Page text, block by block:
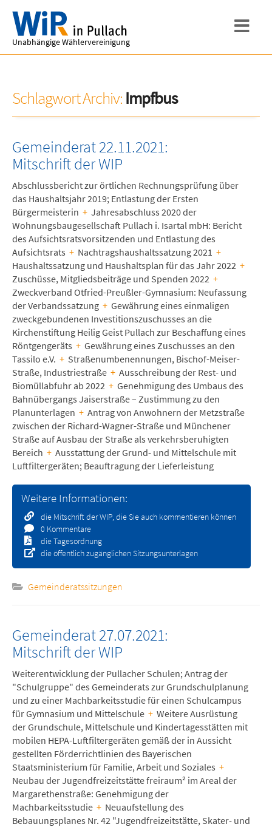
Unabhängige Wählervereinigung
Schlagwort Archiv: Impfbus
Gemeinderat 22.11.2021:
Mitschrift der WIP
Abschlussbericht zur örtlichen Rechnungsprüfung über
das Haushaltsjahr 2019; Entlastung der Ersten
Bürgermeisterin + Jahresabschluss 2020 der
Wohnungsbaugesellschaft Pullach i. Isartal mbH: Bericht
des Aufsichtsratsvorsitzenden und Entlastung des
Aufsichtsrats + Nachtragshaushaltssatzung 2021 +
Haushaltssatzung und Haushaltsplan für das Jahr 2022 +
Zuschüsse, Mitgliedsbeiträge und Spenden 2022 +
Zweckverband Otfried-Preußler-Gymnasium: Neufassung
der Verbandssatzung + Gewährung eines einmaligen
zweckgebundenen Investitionszuschusses an die
Kirchenstiftung Heilig Geist Pullach zur Beschaffung eines
Röntgengeräts + Gewährung eines Zuschusses an den
Tassilo e.V. + Straßenumbenennungen, Bischof-Meiser-
Straße, Industriestraße + Ausschreibung der Rest- und
Biomüllabfuhr ab 2022 + Genehmigung des Umbaus des
Bahnübergangs Jaiserstraße – Zustimmung zu den
Planunterlagen + Antrag von Anwohnern der Metzstraße
zwischen der Richard-Wagner-Straße und Münchener
Straße auf Ausbau der Straße als verkehrsberuhigten
Bereich + Ausstattung der Grund- und Mittelschule mit
Luftfiltergeräten; Beauftragung der Lieferleistung
Weitere Informationen:
die Mitschrift der WIP, die Sie auch kommentieren können
0 Kommentare
die Tagesordnung
die öffentlich zugänglichen Sitzungsunterlagen
Gemeinderatssitzungen
Gemeinderat 27.07.2021:
Mitschrift der WIP
Weiterentwicklung der Pullacher Schulen; Antrag der
"Schulgruppe" des Gemeinderats zur Grundschulplanung
und zu einer Machbarkeitsstudie für einen Schulcampus
für Gymnasium und Mittelschule + Weitere Ausrüstung
der Grundschule, Mittelschule und Kindertagesstätten mit
mobilen HEPA-Luftfiltergeräten gemäß der in Aussicht
gestellten Förderrichtlinien des Bayerischen
Staatsministerium für Familie, Arbeit und Soziales +
Neubau der Jugendfreizeitstätte freiraum² im Areal der
Margarethenstraße: Genehmigung der
Machbarkeitsstudie + Neuaufstellung des
Bebauungsplanes Nr. 42 "Jugendfreizeitstätte, Skater- und